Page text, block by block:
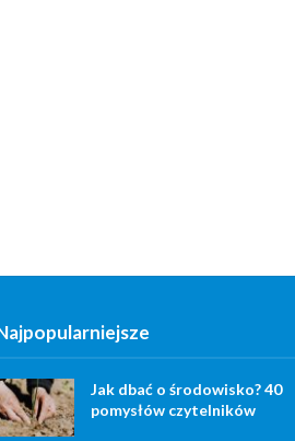
Jak dbać o środowisko? 40
pomysłów czytelników